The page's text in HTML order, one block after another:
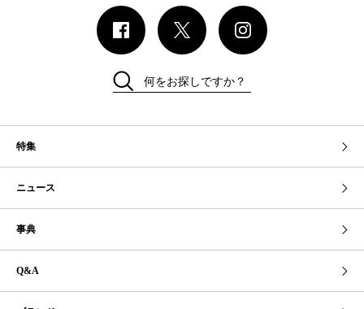
特集
ニュース
事典
Q&A
何をお探しですか？